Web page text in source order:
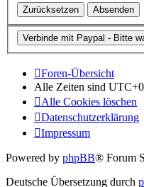
Foren-Übersicht
Alle Zeiten sind
Alle Cookies löschen
Datenschutzerklärung
Impressum
Powered by phpBB® Forum
Deutsche Übersetzung durch